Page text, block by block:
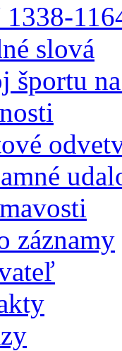
1338-
slová
športu
záznamy